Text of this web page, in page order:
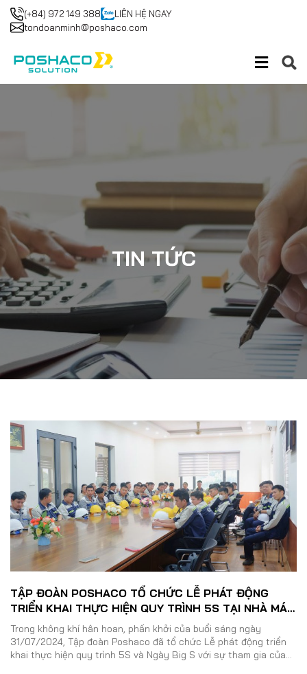
(+84) 972 149 388
LIÊN HỆ NGAY
tondoanminh@poshaco.com
TIN TỨC
TẬP ĐOÀN POSHACO TỔ CHỨC LỄ PHÁT ĐỘNG
TRIỂN KHAI THỰC HIỆN QUY TRÌNH 5S TẠI NHÀ MÁY
HƯNG YÊN
Trong không khí hân hoan, phấn khởi của buổi sáng ngày
31/07/2024, Tập đoàn Poshaco đã tổ chức Lễ phát động triển
khai thực hiện quy trình 5S và Ngày Big S với sự tham gia của